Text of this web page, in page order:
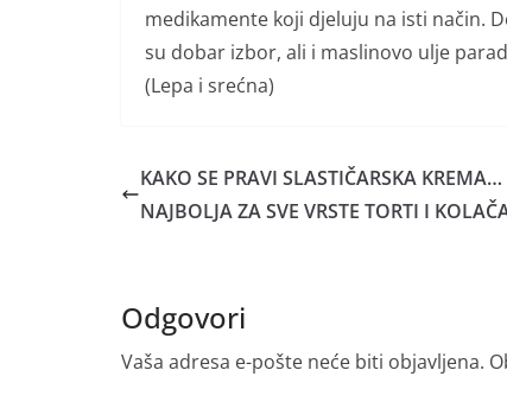
medikamente koji djeluju na isti način.
su dobar izbor, ali i maslinovo ulje
(Lepa i srećna)
KAKO SE PRAVI SLASTIČARSKA KREMA…
NAJBOLJA ZA SVE VRSTE TORTI I
Odgovori
Vaša adresa e-pošte neće biti objavljena.